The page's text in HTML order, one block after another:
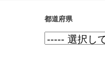
都道府県